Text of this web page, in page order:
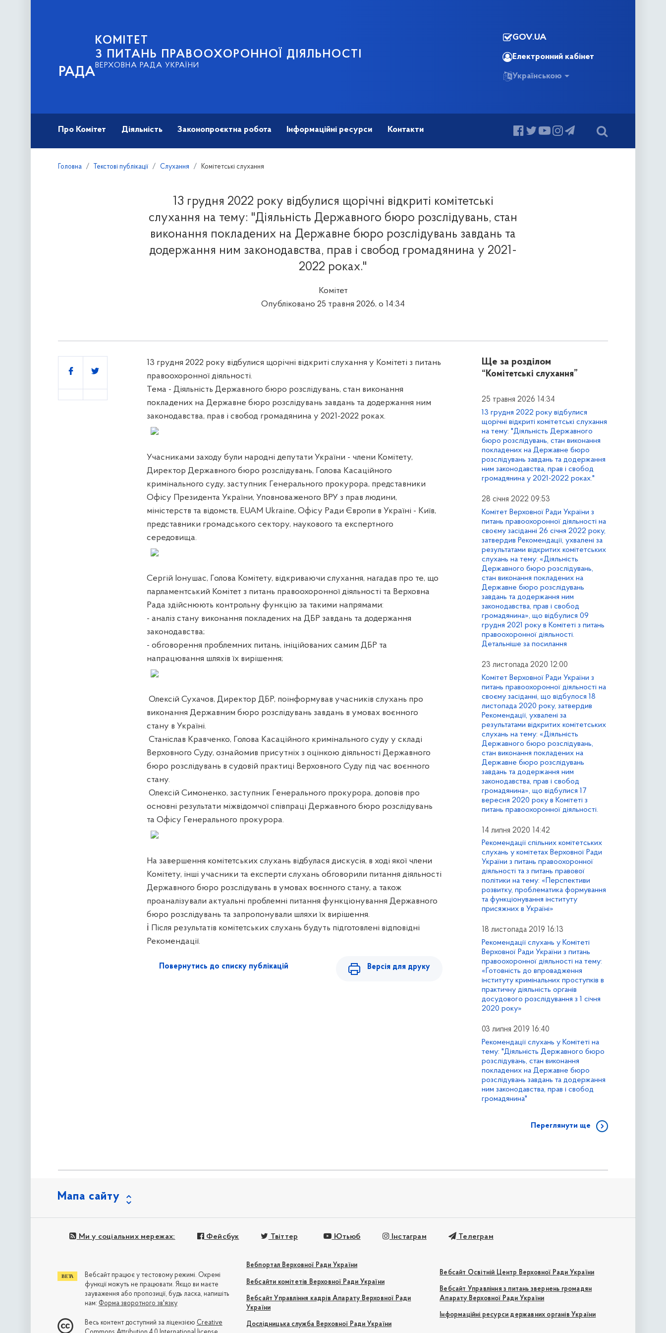
РАДА
КОМІТЕТ
З ПИТАНЬ ПРАВООХОРОННОЇ ДІЯЛЬНОСТІ
ВЕРХОВНА РАДА УКРАЇНИ
GOV.UA
Електронний кабінет
Українською
Про Комітет Діяльність Законопроєктна робота Інформаційні ресурси Контакти
Головна Текстові публікації Слухання Комітетські слухання
13 грудня 2022 року відбулися щорічні відкриті комітетські
слухання на тему: "Діяльність Державного бюро розслідувань, стан
виконання покладених на Державне бюро розслідувань завдань та
додержання ним законодавства, прав і свобод громадянина у 2021-
2022 роках."
Комітет
Опубліковано 25 травня 2026, о 14:34
13 грудня 2022 року відбулися щорічні відкриті слухання у Комітеті з питань
правоохоронної діяльності.
Тема - Діяльність Державного бюро розслідувань, стан виконання
покладених на Державне бюро розслідувань завдань та додержання ним
законодавства, прав і свобод громадянина у 2021-2022 роках.
Учасниками заходу були народні депутати України - члени Комітету,
Директор Державного бюро розслідувань, Голова Касаційного
кримінального суду, заступник Генерального прокурора, представники
Офісу Президента України, Уповноваженого ВРУ з прав людини,
міністерств та відомств, EUAM Ukraine, Офісу Ради Європи в Україні - Київ,
представники громадського сектору, наукового та експертного
середовища.
Сергій Іонушас, Голова Комітету, відкриваючи слухання, нагадав про те, що
парламентський Комітет з питань правоохоронної діяльності та Верховна
Рада здійснюють контрольну функцію за такими напрямами:
- аналіз стану виконання покладених на ДБР завдань та додержання
законодавства;
- обговорення проблемних питань, ініційованих самим ДБР та
напрацювання шляхів їх вирішення;
Олексій Сухачов, Директор ДБР, поінформував учасників слухань про
виконання Державним бюро розслідувань завдань в умовах воєнного
стану в Україні.
Станіслав Кравченко, Голова Касаційного кримінального суду у складі
Верховного Суду, ознайомив присутніх з оцінкою діяльності Державного
бюро розслідувань в судовій практиці Верховного Суду під час воєнного
стану.
Олексій Симоненко, заступник Генерального прокурора, доповів про
основні результати міжвідомчої співпраці Державного бюро розслідувань
та Офісу Генерального прокурора.
На завершення комітетських слухань відбулася дискусія, в ході якої члени
Комітету, інші учасники та експерти слухань обговорили питання діяльності
Державного бюро розслідувань в умовах воєнного стану, а також
проаналізували актуальні проблемні питання функціонування Державного
бюро розслідувань та запропонували шляхи їх вирішення.
ℹ️ Після результатів комітетських слухань будуть підготовлені відповідні
Рекомендації.
Поділитись
Повернутись до списку публікацій Версія для друку
Ще за розділом
“Комітетські слухання”
25 травня 2026 14:34
13 грудня 2022 року відбулися
щорічні відкриті комітетські слухання
на тему: "Діяльність Державного
бюро розслідувань, стан виконання
покладених на Державне бюро
розслідувань завдань та додержання
ним законодавства, прав і свобод
громадянина у 2021-2022 роках."
28 січня 2022 09:53
Комітет Верховної Ради України з
питань правоохоронної діяльності на
своєму засіданні 26 січня 2022 року,
затвердив Рекомендації, ухвалені за
результатами відкритих комітетських
слухань на тему: «Діяльність
Державного бюро розслідувань,
стан виконання покладених на
Державне бюро розслідувань
завдань та додержання ним
законодавства, прав і свобод
громадянина», що відбулися 09
грудня 2021 року в Комітеті з питань
правоохоронної діяльності.
Детальніше за посилання
23 листопада 2020 12:00
Комітет Верховної Ради України з
питань правоохоронної діяльності на
своєму засіданні, що відбулося 18
листопада 2020 року, затвердив
Рекомендації, ухвалені за
результатами відкритих комітетських
слухань на тему: «Діяльність
Державного бюро розслідувань,
стан виконання покладених на
Державне бюро розслідувань
завдань та додержання ним
законодавства, прав і свобод
громадянина», що відбулися 17
вересня 2020 року в Комітеті з
питань правоохоронної діяльності.
14 липня 2020 14:42
Рекомендації спільних комітетських
слухань у комітетах Верховної Ради
України з питань правоохоронної
діяльності та з питань правової
політики на тему: «Перспективи
розвитку, проблематика формування
та функціонування інституту
присяжних в Україні»
18 листопада 2019 16:13
Рекомендації слухань у Комітеті
Верховної Ради України з питань
правоохоронної діяльності на тему:
«Готовність до впровадження
інституту кримінальних проступків в
практичну діяльність органів
досудового розслідування з 1 січня
2020 року»
03 липня 2019 16:40
Рекомендації слухань у Комітеті на
тему: "Діяльність Державного бюро
розслідувань, стан виконання
покладених на Державне бюро
розслідувань завдань та додержання
ним законодавства, прав і свобод
громадянина"
Переглянути ще
Мапа сайту
Ми у соціальних мережах: Фейсбук Твіттер Ютьюб Інстаграм Телеграм
Вебпортал Верховної Ради України
Вебсайти комітетів Верховної Ради України
Вебсайт Управління кадрів Апарату Верховної Ради
України
Дослідницька служба Верховної Ради України
Вебсайт Освітній Центр Верховної Ради України
Вебсайт Управління з питань звернень громадян
Апарату Верховної Ради України
Інформаційні ресурси державних органів України
Вебсайт працює у тестовому режимі. Окремі
функції можуть не працювати. Якщо ви маєте
зауваження або пропозиції, будь ласка, напишіть
нам: Форма зворотного зв'язку
Весь контент доступний за ліцензією Creative